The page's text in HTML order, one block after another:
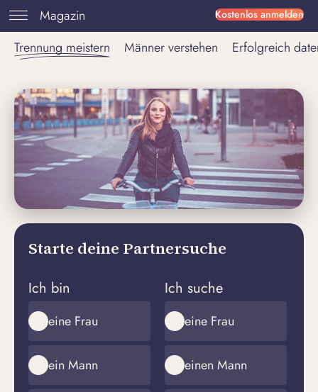
Kostenlos anmelden
Magazin
Trennung meistern
Männer verstehen Erfolgreich
Starte deine Partnersuche
Ich bin
eine Frau
ein Mann
Ich suche
eine Frau
einen Mann